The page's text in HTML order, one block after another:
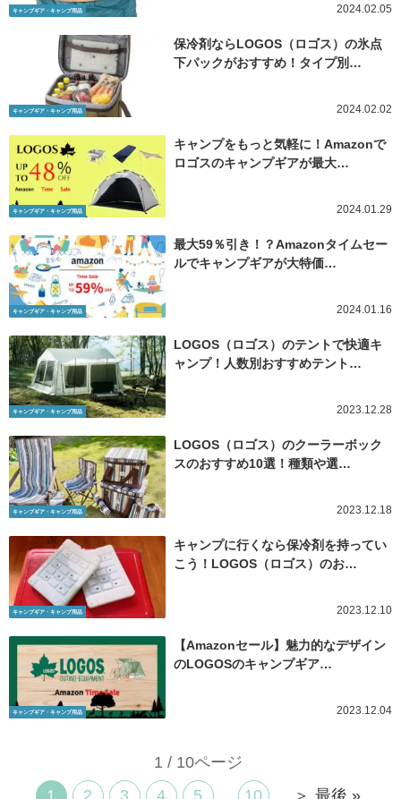
キャンプギア・キャンプ用品 2024.02.05
キャンプギア・キャンプ用品
保冷剤ならLOGOS（ロゴス）の氷点
下パックがおすすめ！タイプ別…
2024.02.02
キャンプギア・キャンプ用品
キャンプをもっと気軽に！Amazonで
ロゴスのキャンプギアが最大…
2024.01.29
キャンプギア・キャンプ用品
最大59％引き！？Amazonタイムセー
ルでキャンプギアが大特価…
2024.01.16
キャンプギア・キャンプ用品
LOGOS（ロゴス）のテントで快適キ
ャンプ！人数別おすすめテント…
2023.12.28
キャンプギア・キャンプ用品
LOGOS（ロゴス）のクーラーボック
スのおすすめ10選！種類や選…
2023.12.18
キャンプギア・キャンプ用品
キャンプに行くなら保冷剤を持ってい
こう！LOGOS（ロゴス）のお…
2023.12.10
キャンプギア・キャンプ用品
【Amazonセール】魅力的なデザイン
のLOGOSのキャンプギア…
2023.12.04
1 / 10ページ
1
2 3 4 5 10 ＞ 最後 »